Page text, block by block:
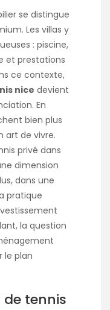
se distingue
Les villas y
: piscine,
et prestations
ce contexte,
nice devient
En
bien plus
art de vivre.
privé dans
dimension
dans une
pratique
la question
le plan
tennis